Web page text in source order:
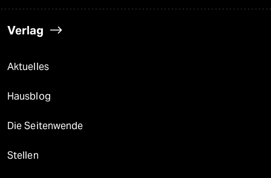
Verlag
Aktuelles
Hausblog
Die Seitenwende
Stellen